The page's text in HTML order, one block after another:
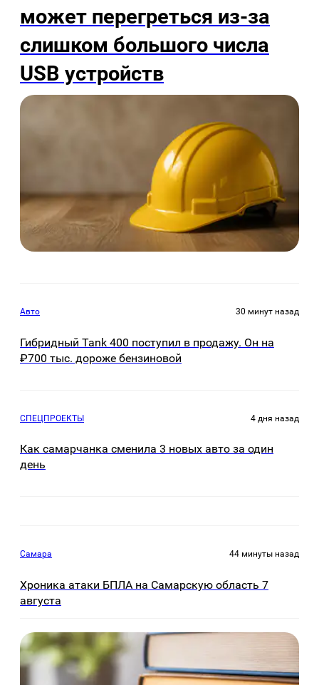
может перегреться из-за
слишком большого числа
USB устройств
Авто 30 минут назад
Гибридный Tank 400 поступил в продажу. Он на
₽700 тыс. дороже бензиновой
СПЕЦПРОЕКТЫ 4 дня назад
Как самарчанка сменила 3 новых авто за один
день
Самара 44 минуты назад
Хроника атаки БПЛА на Самарскую область 7
августа